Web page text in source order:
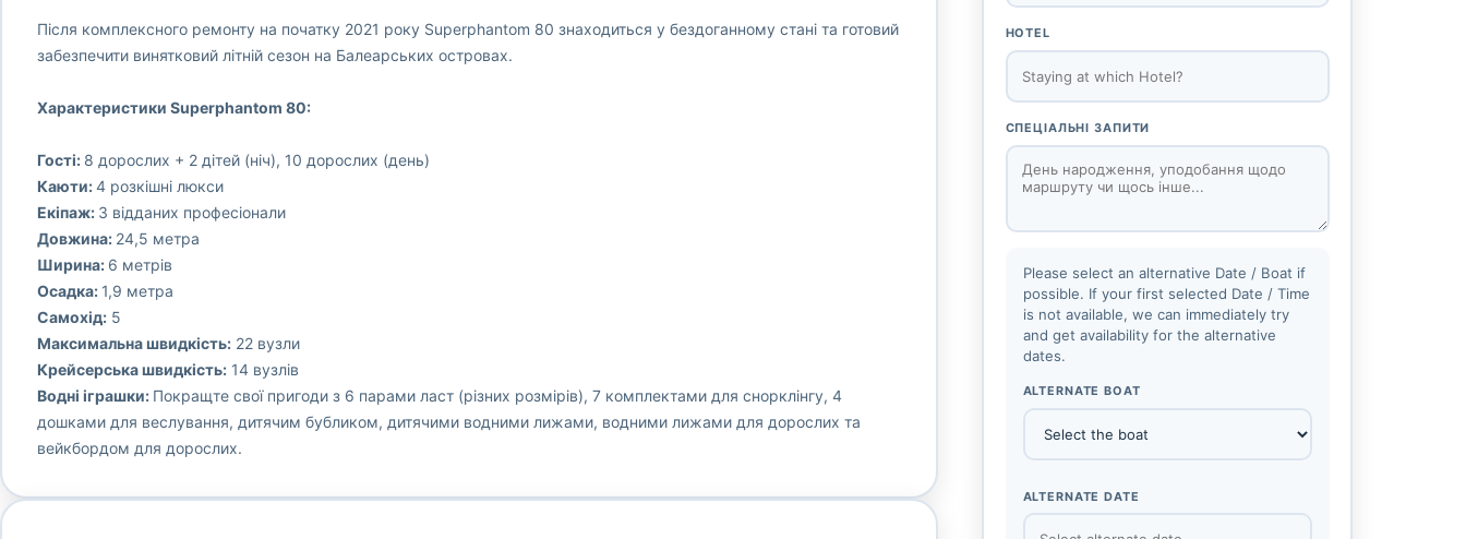
Після комплексного ремонту на початку 2021 року Superphantom 80 знаходиться у бездоганному стані та готовий
забезпечити винятковий літній сезон на Балеарських островах.
Характеристики Superphantom 80:
Гості: 8 дорослих + 2 дітей (ніч), 10 дорослих (день)
Каюти:4 розкішні люкси
Екіпаж: 3 відданих професіонали
Довжина: 24,5 метра
Ширина: 6 метрів
Осадка: 1,9 метра
Самохід:5
Максимальна швидкість:22 вузли
Крейсерська швидкість:14 вузлів
Водні іграшки: Покращте свої пригоди з 6 парами ласт (різних розмірів), 7 комплектами для снорклінгу, 4
дошками для веслування, дитячим бубликом, дитячими водними лижами, водними лижами для дорослих та
вейкбордом для дорослих.
HOTEL
СПЕЦІАЛЬНІ ЗАПИТИ
Please select an alternative Date / Boat if
possible. If your first selected Date / Time
is not available, we can immediately try
and get availability for the alternative
dates.
ALTERNATE BOAT
ALTERNATE DATE